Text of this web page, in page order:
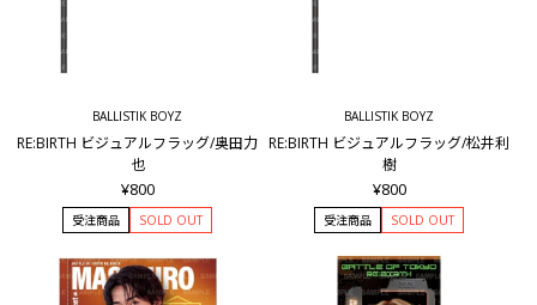
BALLISTIK BOYZ
RE:BIRTH ビジュアルフラッグ/奥田力
也
¥800
受注商品 SOLD OUT
BALLISTIK BOYZ
RE:BIRTH ビジュアルフラッグ/松井利
樹
¥800
受注商品 SOLD OUT